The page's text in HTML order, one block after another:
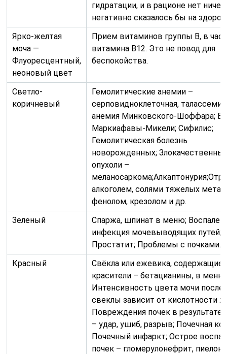
гидратации, и в рационе нет
негативно сказалось бы на
Ярко-желтая
моча —
Флуоресцентный,
неоновый цвет
Прием витаминов группы В, в
витамина В12. Это не повод для
беспокойства.
Светло-
коричневый
Гемолитические анемии –
серповидноклеточная,
анемия Минковского-Шоффара;
Маркиафавы-Микели; Сифилис;
Гемолитическая болезнь
новорожденных;
опухоли –
алкоголем, солями тяжелых
фенолом, крезолом и др.
Зеленый
Спаржа, шпинат в меню;
инфекция мочевыводящих путей;
Простатит; Проблемы с почками.
Красный
Свёкла или ежевика, содержащие
красители – бетацианины, в меню.
Интенсивность цвета мочи после
свеклы зависит от кислотности
Повреждения почек в результате
– удар, ушиб, разрыв; Почечная
Почечный инфаркт; Острое
почек – гломерулонефрит,